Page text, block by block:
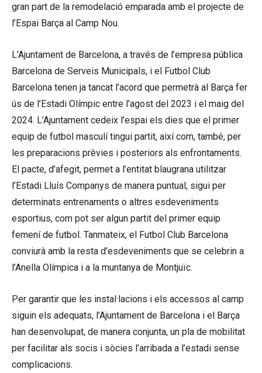
gran part de la remodelació emparada amb el projecte de
l’Espai Barça al Camp Nou.
L’Ajuntament de Barcelona, a través de l’empresa pública
Barcelona de Serveis Municipals, i el Futbol Club
Barcelona tenen ja tancat l’acord que permetrà al Barça fer
ús de l’Estadi Olímpic entre l’agost del 2023 i el maig del
2024. L’Ajuntament cedeix l’espai els dies que el primer
equip de futbol masculí tingui partit, així com, també, per
les preparacions prèvies i posteriors als enfrontaments.
El pacte, d’afegit, permet a l’entitat blaugrana utilitzar
l’Estadi Lluís Companys de manera puntual, sigui per
determinats entrenaments o altres esdeveniments
esportius, com pot ser algun partit del primer equip
femení de futbol. Tanmateix, el Futbol Club Barcelona
conviurà amb la resta d’esdeveniments que se celebrin a
l’Anella Olímpica i a la muntanya de Montjuïc.
Per garantir que les instal·lacions i els accessos al camp
siguin els adequats, l’Ajuntament de Barcelona i el Barça
han desenvolupat, de manera conjunta, un pla de mobilitat
per facilitar als socis i sòcies l’arribada a l’estadi sense
complicacions.